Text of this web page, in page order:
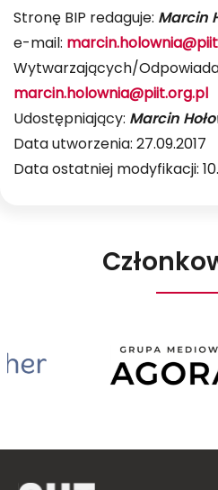
Stronę BIP redaguje: Marcin
e-mail:
Wytwarzających/
marcin.holownia@piit.org.pl
Udostępniający: Marcin
Data utworzenia: 27.09.2017
Data ostatniej modyfikacji:
Agora